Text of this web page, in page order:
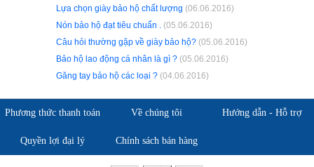
Lựa chọn giày bảo hộ chất lượng (06.06.2016)
Nón bảo hộ đạt tiêu chuẩn .
(05.06.2016)
Câu hỏi thường gặp về giày bảo hộ? (05.06.2016)
Bảo hộ lao động cá nhân là gì ? (05.06.2016)
Găng tay bảo hộ các loại ? (04.06.2016)
Phương thức thanh toán Về chúng tôi Hướng dẫn - Hỗ trợ
Quyền lợi đại lý Chính sách bán hàng